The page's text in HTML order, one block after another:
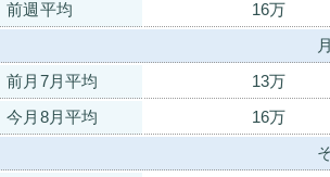
前週平均
16万
前月7月平均
13万
今月8月平均
16万